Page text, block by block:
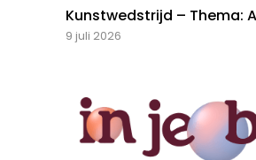
Kunstwedstrijd – Thema:
9 juli 2026